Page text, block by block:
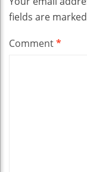
fields are marked
Comment*